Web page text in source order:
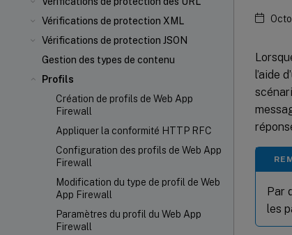
Vérifications de protection XML
Vérifications de protection JSON
Gestion des types de contenu
Profils
Création de profils de Web App
Firewall
Appliquer la conformité HTTP RFC
Configuration des profils de Web App
Firewall
Modification du type de profil de Web
App Firewall
Paramètres du profil du Web App
Firewall
l’aide
Par
les